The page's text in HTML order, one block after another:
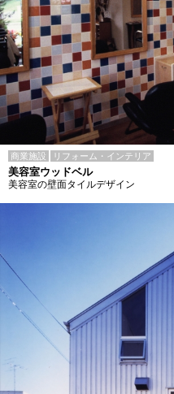
商業施設 リフォーム・インテリア
美容室ウッドベル
美容室の壁面タイルデザイン